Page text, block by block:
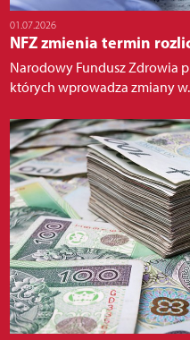
01.07.2026
NFZ zmienia termin
Narodowy Fundusz Zdrowia
których wprowadza zmiany